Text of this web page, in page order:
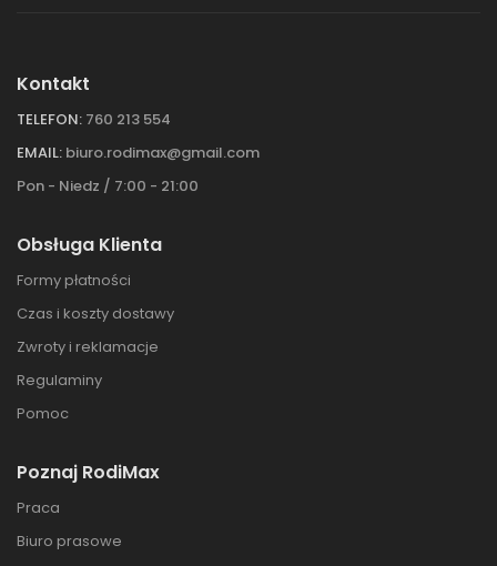
Kontakt
TELEFON: 760 213 554
EMAIL: biuro.rodimax@gmail.com
Pon - Niedz / 7:00 - 21:00
Obsługa Klienta
Formy płatności
Czas i koszty dostawy
Zwroty i reklamacje
Regulaminy
Pomoc
Poznaj RodiMax
Praca
Biuro prasowe